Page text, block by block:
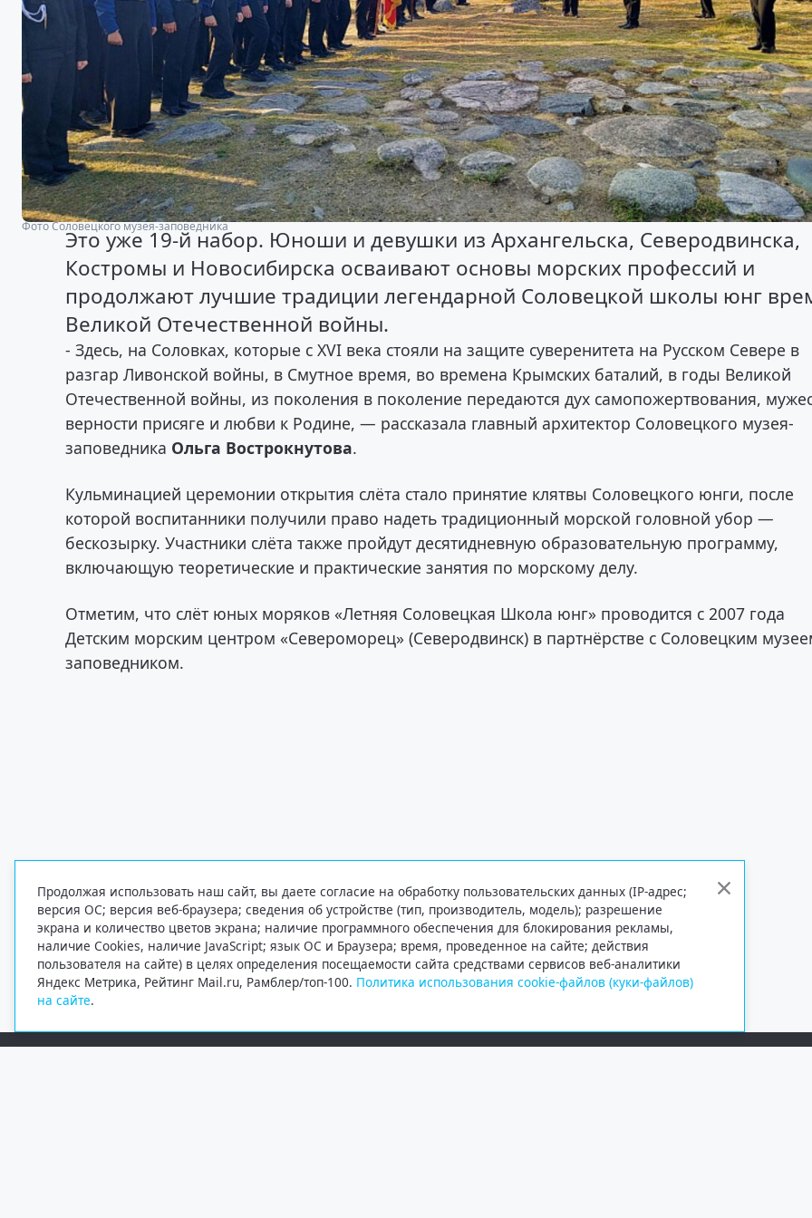
Фото Соловецкого музея-заповедника
Это уже 19-й набор. Юноши и девушки из Архангельска, Северодвинска,
Костромы и Новосибирска осваивают основы морских профессий и
продолжают лучшие традиции легендарной Соловецкой школы юнг
Великой Отечественной войны.
- Здесь, на Соловках, которые с XVI века стояли на защите суверенитета на Русском Севере в
разгар Ливонской войны, в Смутное время, во времена Крымских баталий, в годы Великой
Отечественной войны, из поколения в поколение передаются дух самопожертвования,
верности присяге и любви к Родине, — рассказала главный архитектор Соловецкого музея-
заповедника Ольга Вострокнутова.
Кульминацией церемонии открытия слёта стало принятие клятвы Соловецкого юнги, после
которой воспитанники получили право надеть традиционный морской головной убор —
бескозырку. Участники слёта также пройдут десятидневную образовательную программу,
включающую теоретические и практические занятия по морскому делу.
Отметим, что слёт юных моряков «Летняя Соловецкая Школа юнг» проводится с 2007 года
Детским морским центром «Североморец» (Северодвинск) в партнёрстве с Соловецким
заповедником.
Продолжая использовать наш сайт, вы даете согласие на обработку пользовательских данных (IP-адрес;
версия ОС; версия веб-браузера; сведения об устройстве (тип, производитель, модель); разрешение
экрана и количество цветов экрана; наличие программного обеспечения для блокирования рекламы,
наличие Cookies, наличие JavaScript; язык ОС и Браузера; время, проведенное на сайте; действия
пользователя на сайте) в целях определения посещаемости сайта средствами сервисов веб-аналитики
Яндекс Метрика, Рейтинг Mail.ru, Рамблер/топ-100. Политика использования cookie-файлов (куки-файлов)
на сайте.